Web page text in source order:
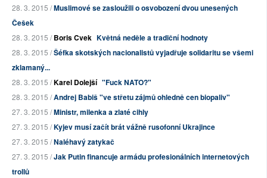
28. 3. 2015 /Muslimové se zasloužili o osvobození dvou unesených
Češek
28. 3. 2015 /Boris Cvek Květná neděle a tradiční hodnoty
28. 3. 2015 /Šéfka skotských nacionalistů vyjadřuje solidaritu se všemi
zklamaný...
28. 3. 2015 /Karel Dolejší "Fuck NATO?"
28. 3. 2015 /Andrej Babiš "ve střetu zájmů ohledně cen biopaliv"
27. 3. 2015 /Ministr, milenka a zlaté cihly
27. 3. 2015 /Kyjev musí začít brát vážně rusofonní Ukrajince
27. 3. 2015 /Naléhavý zatykač
27. 3. 2015 /Jak Putin financuje armádu profesionálních internetových
trollů